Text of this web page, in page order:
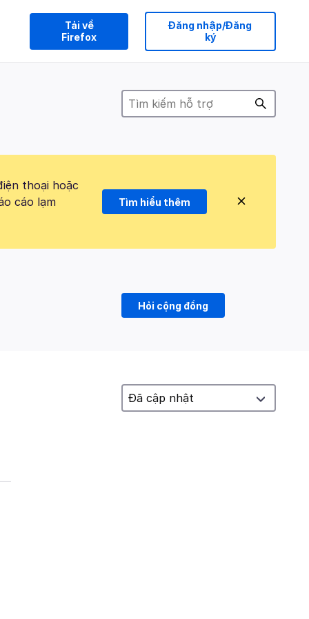
Tải về
Firefox
Đăng nhập/Đăng
ký
thoại hoặc
cáo lạm
Tìm hiểu thêm
Hỏi cộng đồng